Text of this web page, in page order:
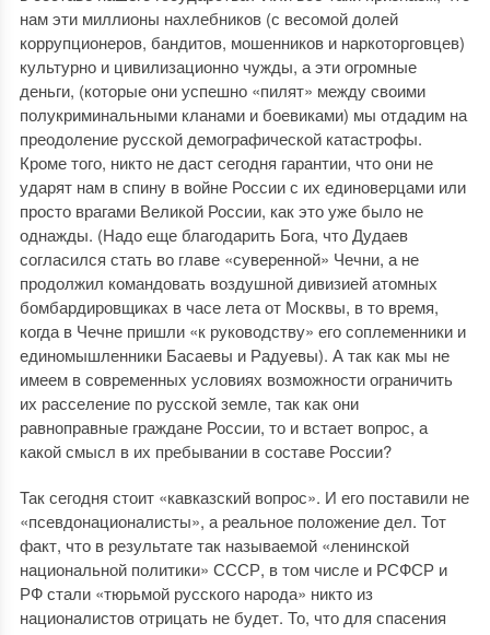
нам эти миллионы нахлебников (с весомой долей
коррупционеров, бандитов, мошенников и наркоторговцев)
культурно и цивилизационно чужды, а эти огромные
деньги, (которые они успешно «пилят» между своими
полукриминальными кланами и боевиками) мы отдадим на
преодоление русской демографической катастрофы.
Кроме того, никто не даст сегодня гарантии, что они не
ударят нам в спину в войне России с их единоверцами или
просто врагами Великой России, как это уже было не
однажды. (Надо еще благодарить Бога, что Дудаев
согласился стать во главе «суверенной» Чечни, а не
продолжил командовать воздушной дивизией атомных
бомбардировщиках в часе лета от Москвы, в то время,
когда в Чечне пришли «к руководству» его соплеменники и
единомышленники Басаевы и Радуевы). А так как мы не
имеем в современных условиях возможности ограничить
их расселение по русской земле, так как они
равноправные граждане России, то и встает вопрос, а
какой смысл в их пребывании в составе России?
Так сегодня стоит «кавказский вопрос». И его поставили не
«псевдонационалисты», а реальное положение дел. Тот
факт, что в результате так называемой «ленинской
национальной политики» СССР, в том числе и РСФСР и
РФ стали «тюрьмой русского народа» никто из
националистов отрицать не будет. То, что для спасения